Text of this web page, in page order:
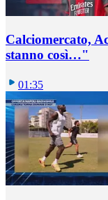
Calciomercato,
stanno così…"
01:35